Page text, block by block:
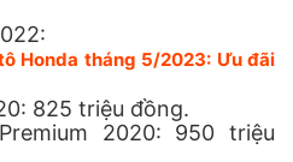
Honda tháng 5/2023: Ưu đãi
825 triệu đồng.
2020: 950 triệu